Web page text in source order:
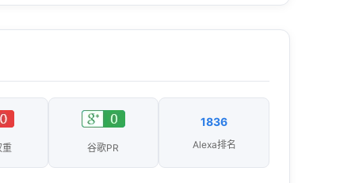
重 谷歌PR
1836
Alexa排名